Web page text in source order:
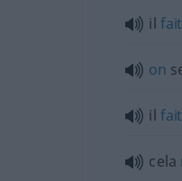
il fait
on
il fait
cela